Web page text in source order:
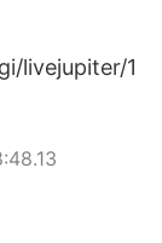
livejupiter/1